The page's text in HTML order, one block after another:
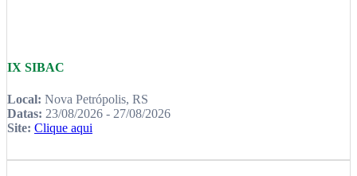
IX SIBAC
Local: Nova Petrópolis, RS
Datas: 23/08/2026 - 27/08/2026
Site: Clique aqui